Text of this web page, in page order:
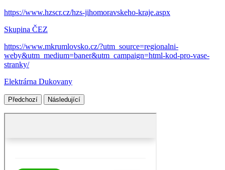
https://www.hzscr.cz/hzs-jihomoravskeho-kraje.aspx
Skupina ČEZ
https://www.mkrumlovsko.cz/?utm_source=regionalni-
weby&utm_medium=baner&utm_campaign=html-kod-pro-vase-
stranky/
Elektrárna Dukovany
Předchozí Následující